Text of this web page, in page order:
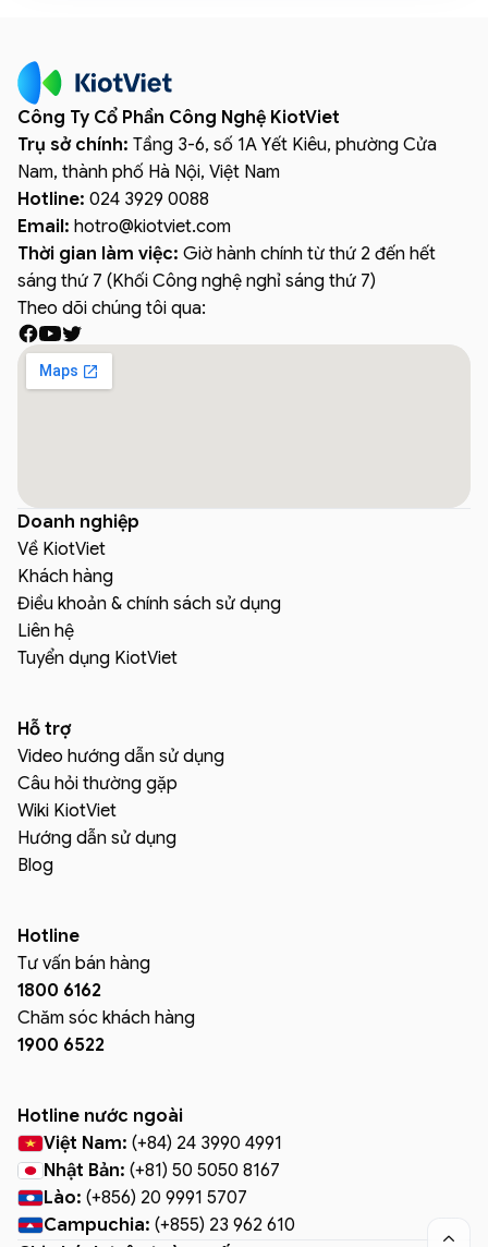
Công Ty Cổ Phần Công Nghệ KiotViet
Trụ sở chính: Tầng 3-6, số 1A Yết Kiêu, phường Cửa
Nam, thành phố Hà Nội, Việt Nam
Hotline: 024 3929 0088
Email: hotro@kiotviet.com
Thời gian làm việc: Giờ hành chính từ thứ 2 đến hết
sáng thứ 7 (Khối Công nghệ nghỉ sáng thứ 7)
Theo dõi chúng tôi qua:
Doanh nghiệp
Về KiotViet
Khách hàng
Điều khoản & chính sách sử dụng
Liên hệ
Tuyển dụng KiotViet
Hỗ trợ
Video hướng dẫn sử dụng
Câu hỏi thường gặp
Wiki KiotViet
Hướng dẫn sử dụng
Blog
Hotline
Tư vấn bán hàng
1800 6162
Chăm sóc khách hàng
1900 6522
Hotline nước ngoài
Việt Nam: (+84) 24 3990 4991
Nhật Bản: (+81) 50 5050 8167
Lào: (+856) 20 9991 5707
Campuchia: (+855) 23 962 610
